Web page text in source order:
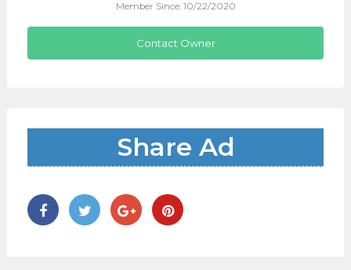
Member Since: 10/22/2020
Contact Owner
Share Ad